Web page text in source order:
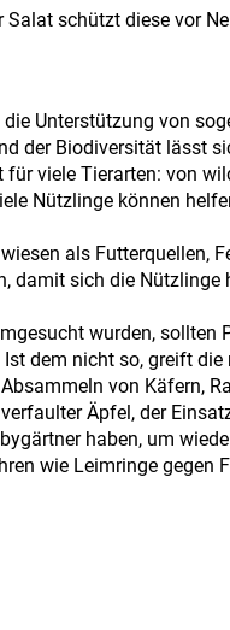
Salat schützt diese vor
Unterstützung von
der Biodiversität lässt
viele Tierarten: von
Nützlinge können
als Futterquellen,
damit sich die
wurden,
dem nicht so, greift
von Käfern,
Äpfel, der
haben, um
wie Leimringe gegen